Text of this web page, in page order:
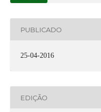
PUBLICADO
25-04-2016
EDIÇÃO